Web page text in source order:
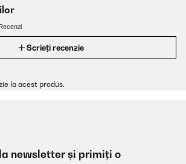
Recenzi
Scrieți recenzie
la acest produs.
newsletter și primiți o